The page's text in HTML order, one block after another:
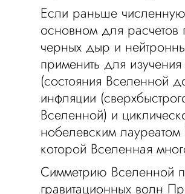
Если раньше численную
основном для расчетов
черных дыр и
применить для
(состояния Вселенной
инфляции
Вселенной) и
нобелевским
которой Вселенная
Симметрию Вселенной
гравитационных волн